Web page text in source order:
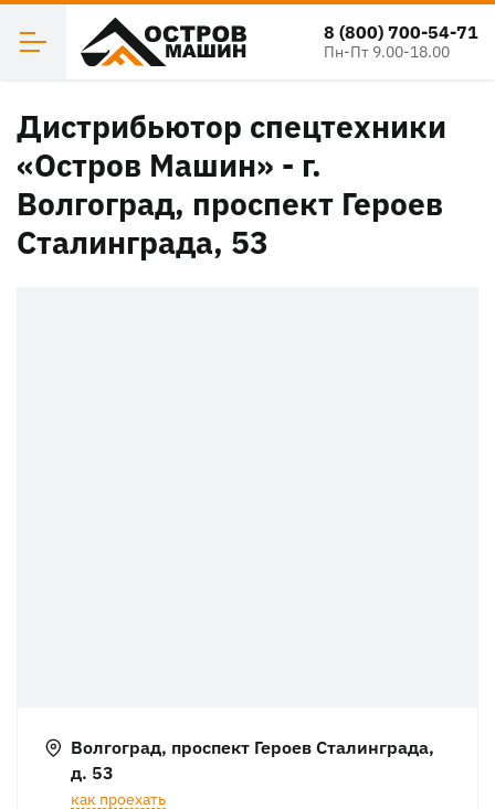
8 (800) 700-54-71
Пн-Пт 9.00-18.00
Дистрибьютор спецтехники
«Остров Машин» - г.
Волгоград, проспект Героев
Сталинграда, 53
Волгоград, проспект Героев Сталинграда,
д. 53
как проехать